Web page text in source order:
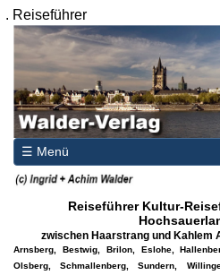
. Reiseführer
☰ Menü
Reiseführer Kultur-
zwischen Haarstrang und Kahlem
Arnsberg, Bestwig, Brilon, Eslohe,
Olsberg, Schmallenberg, Sundern,